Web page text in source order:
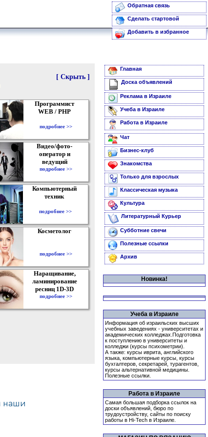
Обратная связь
Сделать стартовой
Добавить в избранное
[ Скрыть ]
Программист
WEB / PHP
подробнее >>
Видео/фото-
оператор и
ведущий
подробнее >>
Компьютерный
техник
подробнее >>
Косметолог
подробнее >>
Наращивание,
ламинирование
ресниц 1D-3D
подробнее >>
Главная
Доска объявлений
Реклама в Израиле
Учеба в Израиле
Работа в Израиле
Чат
Бизнес-клуб
Знакомства
Только для взрослых
Классическая музыка
Культура
Литературный Курьер
Субботние свечи
Полезные ссылки
Архив
Новинка!
Учеба в Израиле
Информация об израильских высших
учебных заведениях - университетах и
академических колледжах.Подготовка
к поступлению в университеты и
колледжи (курсы психометрии).
А также: курсы иврита, английского
языка, компьютерные курсы, курсы
бухгалтеров, секретарей, турагентов,
курсы альтернативной медицины.
Полезные ссылки.
Работа в Израиле
Самая большая подборка ссылок на
доски объявлений, бюро по
трудоустройству, сайты по поиску
работы в Hi-Tech в Израиле.